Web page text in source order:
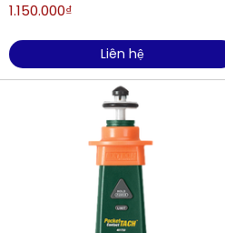
1.150.000₫
Liên hệ